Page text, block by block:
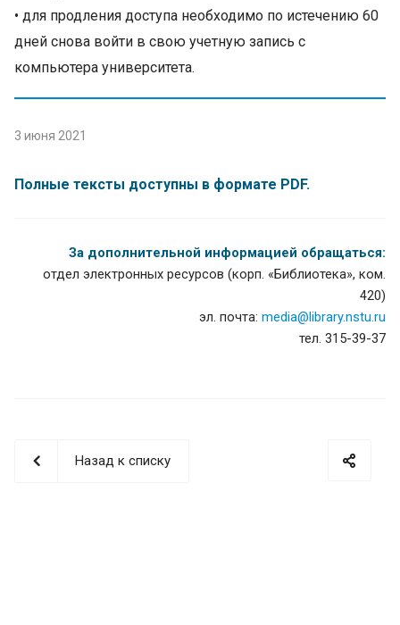
• для продления доступа необходимо по истечению 60
дней снова войти в свою учетную запись с
компьютера университета.
3 июня 2021
Полные тексты доступны в формате PDF.
За дополнительной информацией обращаться:
отдел электронных ресурсов (корп. «Библиотека», ком.
420)
эл. почта: media@library.nstu.ru
тел. 315-39-37
Назад к списку